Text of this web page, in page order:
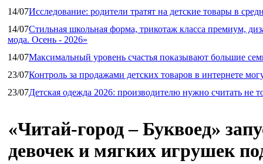
14/07Исследование: родители тратят на детские товары в
14/07Стильная школьная форма, трикотаж класса премиум,
мода. Осень - 2026»
14/07Максимальный уровень счастья показывают большие
23/07Контроль за продажами детских товаров в интернете
23/07Детская одежда 2026: производителю нужно считать не
«Читай-город – Буквоед»
девочек и мягких игрушек